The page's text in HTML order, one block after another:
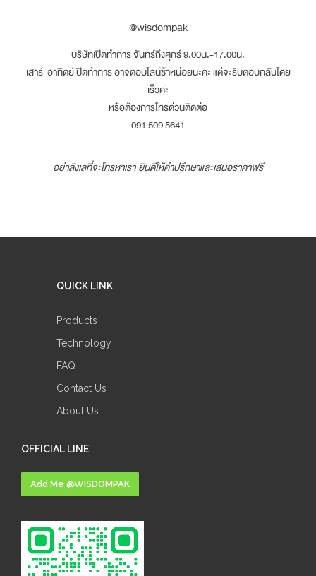
@wisdompak
บริษัทเปิดทำการ จันทร์ถึงศุกร์ 9.00น.-17.00น.
เสาร์-อาทิตย์ ปิดทำการ อาจตอบไลน์ช้าหน่อยนะคะ แต่จะรีบตอบกลับโดย
เร็วค่ะ
หรือต้องการโทรด่วนติดต่อ
091 509 5641
อย่าลังเลที่จะโทรหาเรา ยินดีให้คำปรึกษาและเสนอราคาฟรี
QUICK LINK
Products
Technology
FAQ
Contact Us
About Us
OFFICIAL LINE
Add Me @WISDOMPAK